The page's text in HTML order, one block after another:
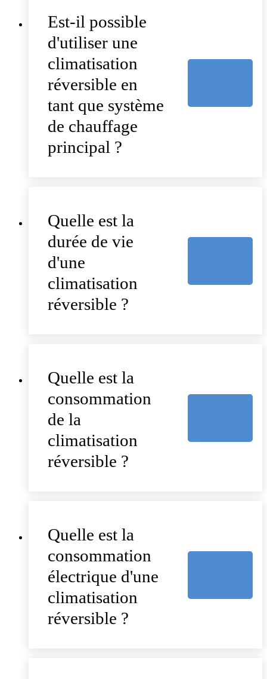
Est-il possible
d'utiliser une
climatisation
réversible en
tant que système
de chauffage
principal ?
Quelle est la
durée de vie
d'une
climatisation
réversible ?
Quelle est la
consommation
de la
climatisation
réversible ?
Quelle est la
consommation
électrique d'une
climatisation
réversible ?